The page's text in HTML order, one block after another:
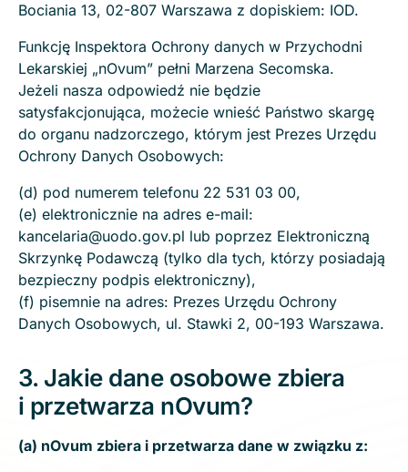
Bociania 13, 02-807 Warszawa z dopiskiem: IOD.
Funkcję Inspektora Ochrony danych w Przychodni
Lekarskiej „nOvum” pełni Marzena Secomska.
Jeżeli nasza odpowiedź nie będzie
satysfakcjonująca, możecie wnieść Państwo skargę
do organu nadzorczego, którym jest Prezes Urzędu
Ochrony Danych Osobowych:
(d) pod numerem telefonu 22 531 03 00,
(e) elektronicznie na adres e-mail:
kancelaria@uodo.gov.pl lub poprzez Elektroniczną
Skrzynkę Podawczą (tylko dla tych, którzy posiadają
bezpieczny podpis elektroniczny),
(f) pisemnie na adres: Prezes Urzędu Ochrony
Danych Osobowych, ul. Stawki 2, 00-193 Warszawa.
3. Jakie dane osobowe zbiera
i przetwarza nOvum?
(a) nOvum zbiera i przetwarza dane w związku z: